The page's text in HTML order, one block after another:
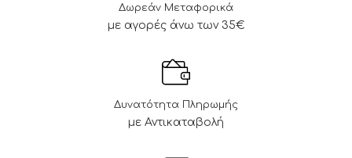
Δωρεάν Μεταφορικά
με αγορές άνω των 35€
Δυνατότητα Πληρωμής
με Αντικαταβολή